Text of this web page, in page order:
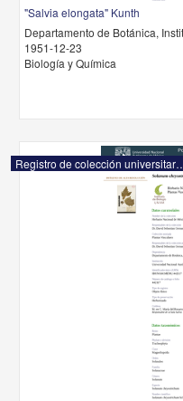
"Salvia elongata" Kunth
Departamento de Botánica,
1951-12-23
Biología y Química
Registro de